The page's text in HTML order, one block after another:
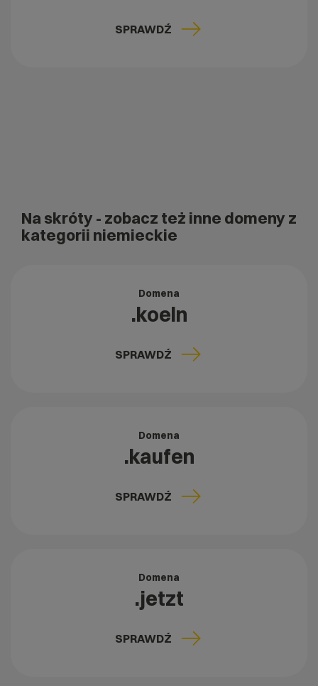
SPRAWDŹ
Na skróty - zobacz też inne domeny z
kategorii niemieckie
Domena
.koeln
SPRAWDŹ
Domena
.kaufen
SPRAWDŹ
Domena
.jetzt
SPRAWDŹ